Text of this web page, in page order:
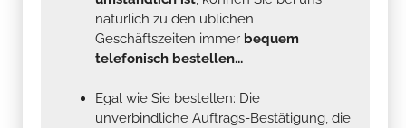
natürlich zu den üblichen
Geschäftszeiten immer bequem
telefonisch bestellen...
Egal wie Sie bestellen: Die
unverbindliche Auftrags-Bestätigung, die